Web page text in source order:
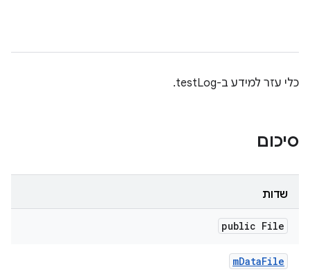
כלי עזר למידע ב-testLog.
סיכום
שדות
public File
mDataFile